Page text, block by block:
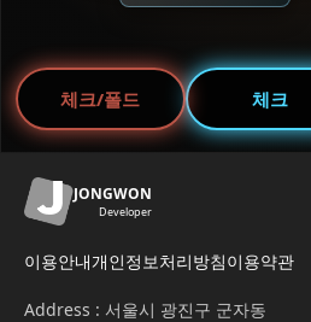
체크/폴드 체크
JONGWON
Developer
이용안내개인정보처리방침이용약관
Address : 서울시 광진구 군자동